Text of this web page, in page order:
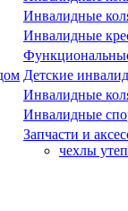
Инвалидные
Инвалидные
Детские
Инвалидные
Инвалидные
Запчасти и
чехлы